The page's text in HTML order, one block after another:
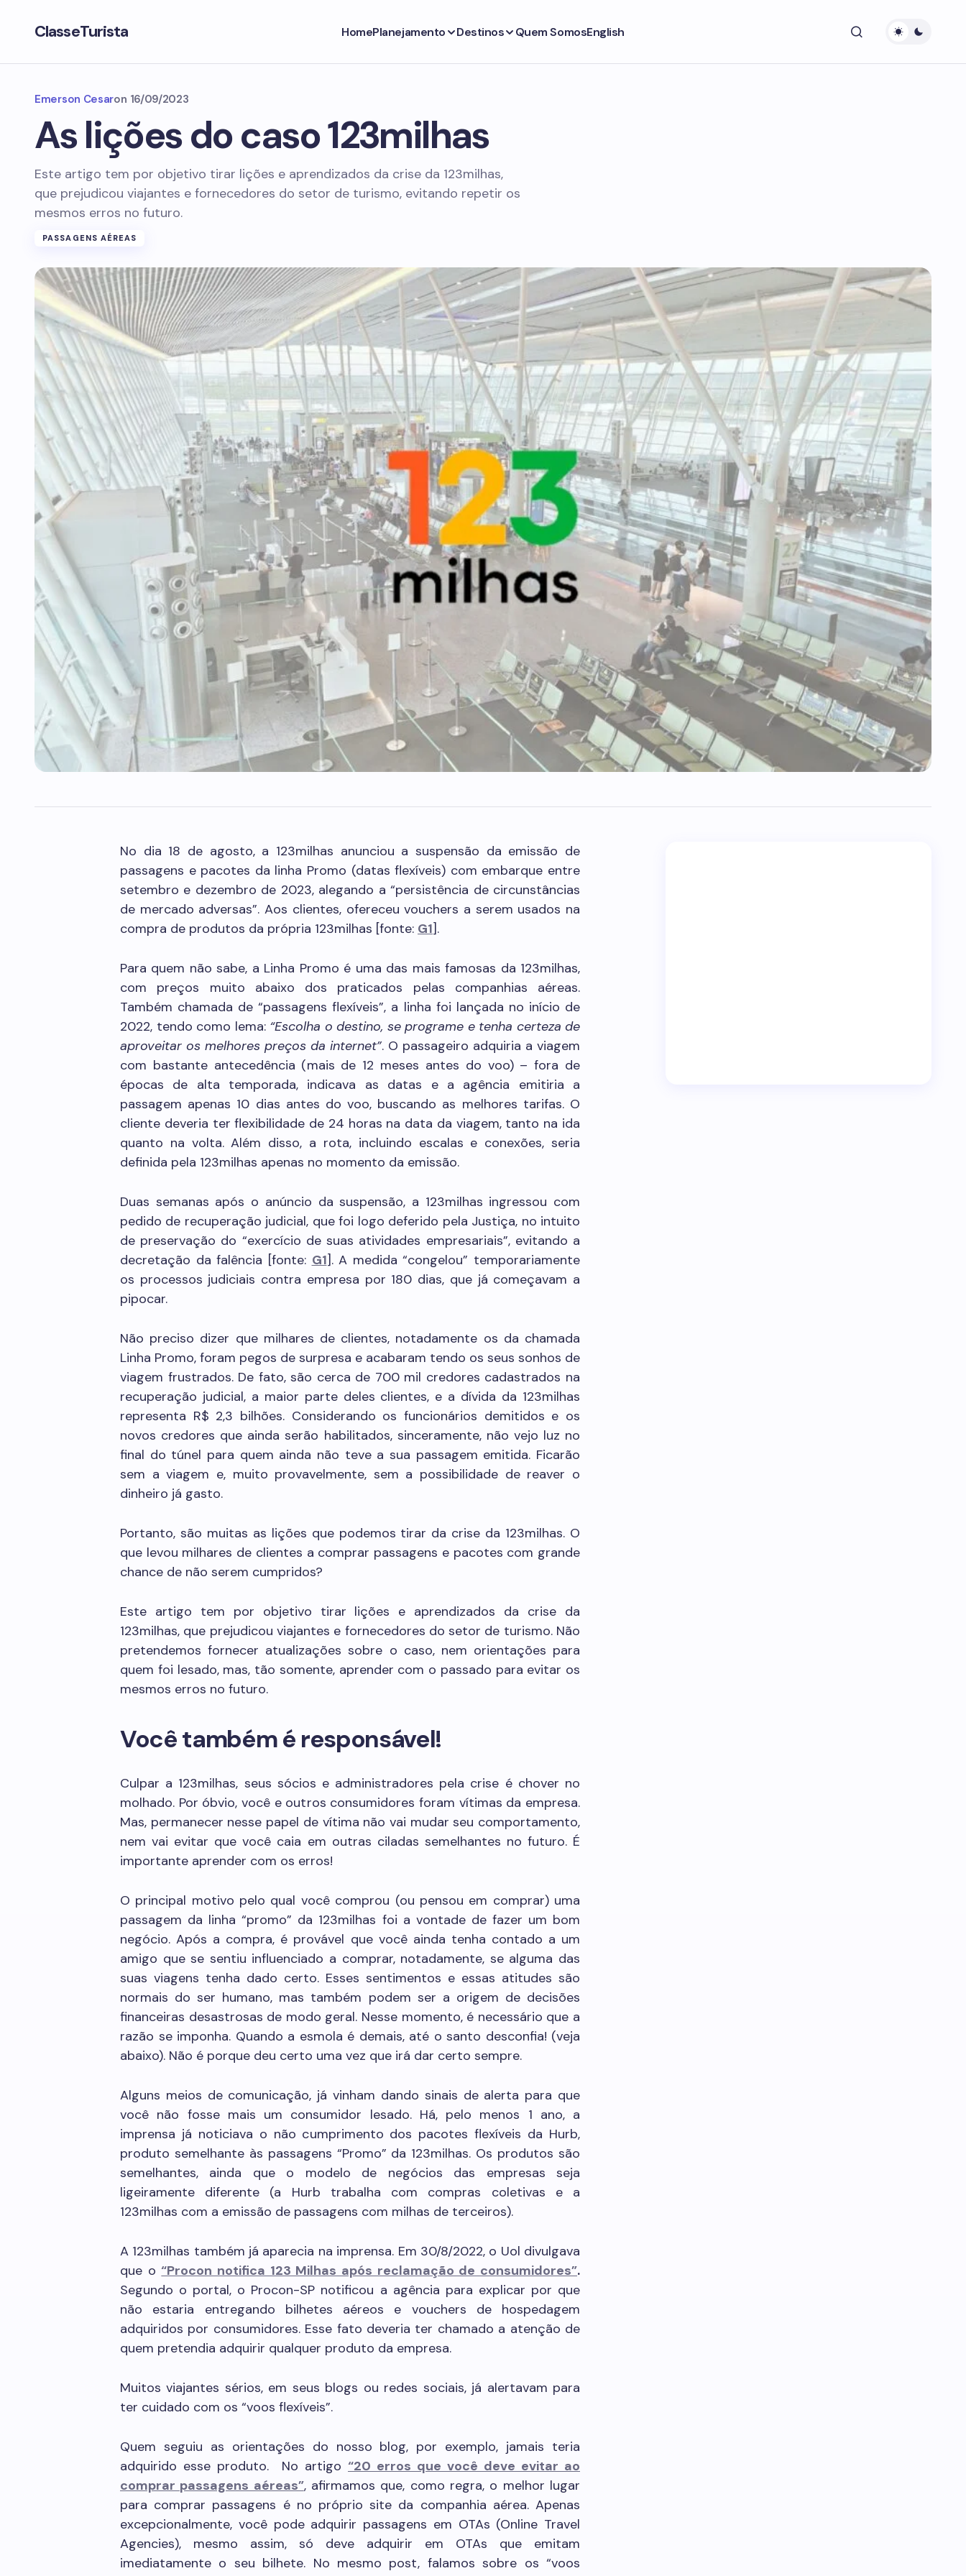
ClasseTurista HomePlanejamento Destinos Quem SomosEnglish
Emerson Cesaron 16/09/2023
As lições do caso 123milhas
Este artigo tem por objetivo tirar lições e aprendizados da crise da 123milhas,
que prejudicou viajantes e fornecedores do setor de turismo, evitando repetir os
mesmos erros no futuro.
PASSAGENS AÉREAS
No dia 18 de agosto, a 123milhas anunciou a suspensão da emissão de
passagens e pacotes da linha Promo (datas flexíveis) com embarque entre
setembro e dezembro de 2023, alegando a “persistência de circunstâncias
de mercado adversas”. Aos clientes, ofereceu vouchers a serem usados na
compra de produtos da própria 123milhas [fonte: G1].
Para quem não sabe, a Linha Promo é uma das mais famosas da 123milhas,
com preços muito abaixo dos praticados pelas companhias aéreas.
Também chamada de “passagens flexíveis”, a linha foi lançada no início de
2022, tendo como lema: “Escolha o destino, se programe e tenha certeza de
aproveitar os melhores preços da internet”. O passageiro adquiria a viagem
com bastante antecedência (mais de 12 meses antes do voo) – fora de
épocas de alta temporada, indicava as datas e a agência emitiria a
passagem apenas 10 dias antes do voo, buscando as melhores tarifas. O
cliente deveria ter flexibilidade de 24 horas na data da viagem, tanto na ida
quanto na volta. Além disso, a rota, incluindo escalas e conexões, seria
definida pela 123milhas apenas no momento da emissão.
Duas semanas após o anúncio da suspensão, a 123milhas ingressou com
pedido de recuperação judicial, que foi logo deferido pela Justiça, no intuito
de preservação do “exercício de suas atividades empresariais”, evitando a
decretação da falência [fonte: G1]. A medida “congelou” temporariamente
os processos judiciais contra empresa por 180 dias, que já começavam a
pipocar.
Não preciso dizer que milhares de clientes, notadamente os da chamada
Linha Promo, foram pegos de surpresa e acabaram tendo os seus sonhos de
viagem frustrados. De fato, são cerca de 700 mil credores cadastrados na
recuperação judicial, a maior parte deles clientes, e a dívida da 123milhas
representa R$ 2,3 bilhões. Considerando os funcionários demitidos e os
novos credores que ainda serão habilitados, sinceramente, não vejo luz no
final do túnel para quem ainda não teve a sua passagem emitida. Ficarão
sem a viagem e, muito provavelmente, sem a possibilidade de reaver o
dinheiro já gasto.
Portanto, são muitas as lições que podemos tirar da crise da 123milhas. O
que levou milhares de clientes a comprar passagens e pacotes com grande
chance de não serem cumpridos?
Este artigo tem por objetivo tirar lições e aprendizados da crise da
123milhas, que prejudicou viajantes e fornecedores do setor de turismo. Não
pretendemos fornecer atualizações sobre o caso, nem orientações para
quem foi lesado, mas, tão somente, aprender com o passado para evitar os
mesmos erros no futuro.
Você também é responsável!
Culpar a 123milhas, seus sócios e administradores pela crise é chover no
molhado. Por óbvio, você e outros consumidores foram vítimas da empresa.
Mas, permanecer nesse papel de vítima não vai mudar seu comportamento,
nem vai evitar que você caia em outras ciladas semelhantes no futuro. É
importante aprender com os erros!
O principal motivo pelo qual você comprou (ou pensou em comprar) uma
passagem da linha “promo” da 123milhas foi a vontade de fazer um bom
negócio. Após a compra, é provável que você ainda tenha contado a um
amigo que se sentiu influenciado a comprar, notadamente, se alguma das
suas viagens tenha dado certo. Esses sentimentos e essas atitudes são
normais do ser humano, mas também podem ser a origem de decisões
financeiras desastrosas de modo geral. Nesse momento, é necessário que a
razão se imponha. Quando a esmola é demais, até o santo desconfia! (veja
abaixo). Não é porque deu certo uma vez que irá dar certo sempre.
Alguns meios de comunicação, já vinham dando sinais de alerta para que
você não fosse mais um consumidor lesado. Há, pelo menos 1 ano, a
imprensa já noticiava o não cumprimento dos pacotes flexíveis da Hurb,
produto semelhante às passagens “Promo” da 123milhas. Os produtos são
semelhantes, ainda que o modelo de negócios das empresas seja
ligeiramente diferente (a Hurb trabalha com compras coletivas e a
123milhas com a emissão de passagens com milhas de terceiros).
A 123milhas também já aparecia na imprensa. Em 30/8/2022, o Uol divulgava
que o“Procon notifica 123 Milhas após reclamação de consumidores”.
Segundo o portal, o Procon-SP notificou a agência para explicar por que
não estaria entregando bilhetes aéreos e vouchers de hospedagem
adquiridos por consumidores. Esse fato deveria ter chamado a atenção de
quem pretendia adquirir qualquer produto da empresa.
Muitos viajantes sérios, em seus blogs ou redes sociais, já alertavam para
ter cuidado com os “voos flexíveis”.
Quem seguiu as orientações do nosso blog, por exemplo, jamais teria
adquirido esse produto. No artigo “20 erros que você deve evitar ao
comprar passagens aéreas”, afirmamos que, como regra, o melhor lugar
para comprar passagens é no próprio site da companhia aérea. Apenas
excepcionalmente, você pode adquirir passagens em OTAs (Online Travel
Agencies), mesmo assim, só deve adquirir em OTAs que emitam
imediatamente o seu bilhete. No mesmo post, falamos sobre os “voos